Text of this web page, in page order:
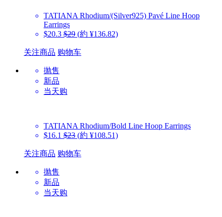
TATIANA Rhodium/(Silver925) Pavé Line Hoop
Earrings
$20.3 $29 (約 ¥136.82)
关注商品 购物车
抛售
新品
当天购
TATIANA Rhodium/Bold Line Hoop Earrings
$16.1 $23 (約 ¥108.51)
关注商品 购物车
抛售
新品
当天购